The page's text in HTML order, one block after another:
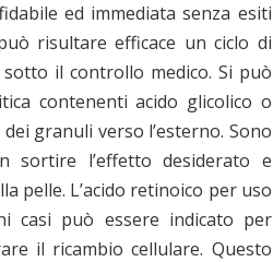
ed immediata senza esiti
risultare efficace un ciclo di
il controllo medico. Si può
contenenti acido glicolico o
granuli verso l’esterno. Sono
sortire l’effetto desiderato e
pelle. L’acido retinoico per uso
casi può essere indicato per
il ricambio cellulare. Questo